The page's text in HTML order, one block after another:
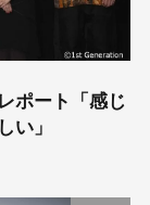
ポート「感じ
い」